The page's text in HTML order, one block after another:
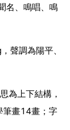
名、鳴唱、鳴
聲調為陽平、
為上下結構，
筆畫14畫；字